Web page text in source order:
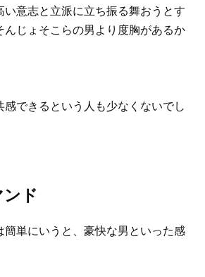
い意志と立派に立ち振る舞おうとす
んじょそこらの男より度胸があるか
感できるという人も少なくないでし
ド
簡単にいうと、豪快な男といった感